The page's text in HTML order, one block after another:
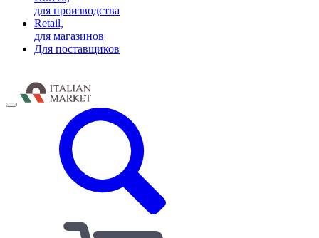
для производства
Retail,
для магазинов
Для поставщиков